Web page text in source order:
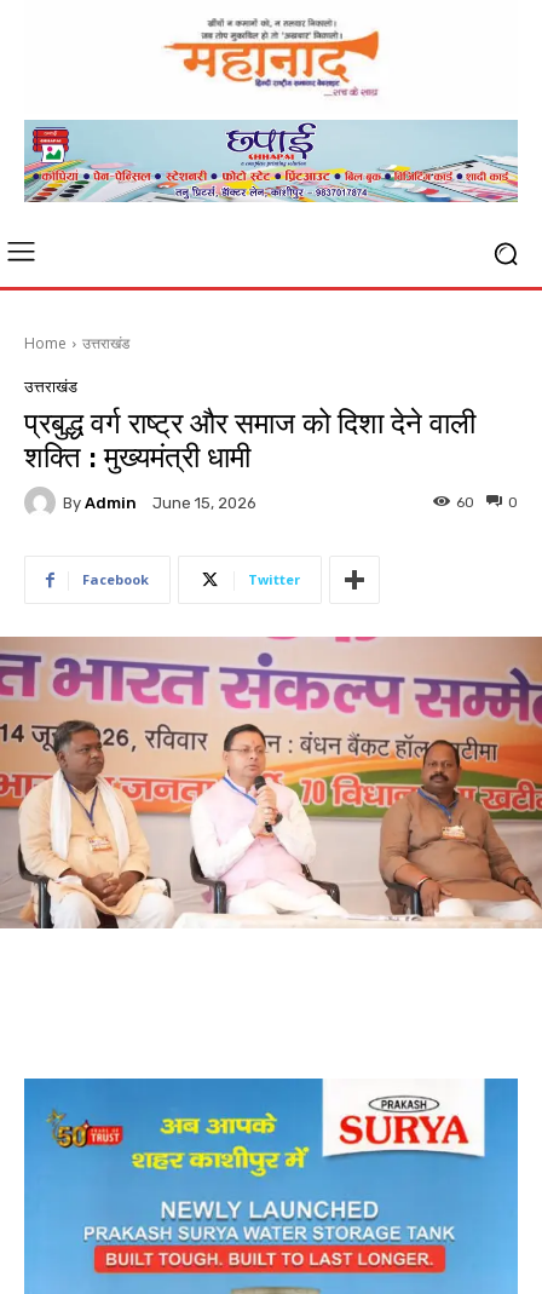
Home उत्तराखंड
उत्तराखंड
प्रबुद्ध वर्ग राष्ट्र और समाज को दिशा देने वाली
शक्ति : मुख्यमंत्री धामी
By Admin June 15, 2026 0
60
Facebook Twitter